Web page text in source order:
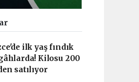
ilk yaş fındık
Kilosu 200
satılıyor